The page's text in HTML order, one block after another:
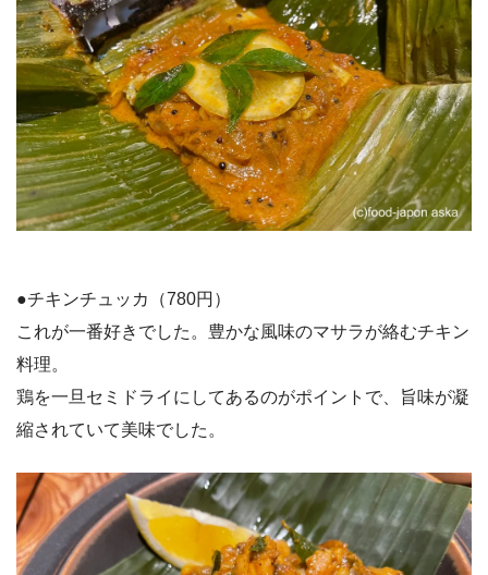
●チキンチュッカ（780円）
これが一番好きでした。豊かな風味のマサラが絡むチキン
料理。
鶏を一旦セミドライにしてあるのがポイントで、旨味が凝
縮されていて美味でした。